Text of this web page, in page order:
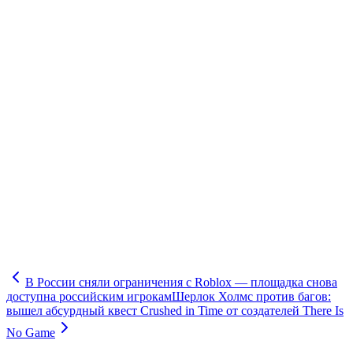
В России сняли ограничения с Roblox — площадка снова
доступна российским игрокамШерлок Холмс против багов:
вышел абсурдный квест Crushed in Time от создателей There Is
No Game